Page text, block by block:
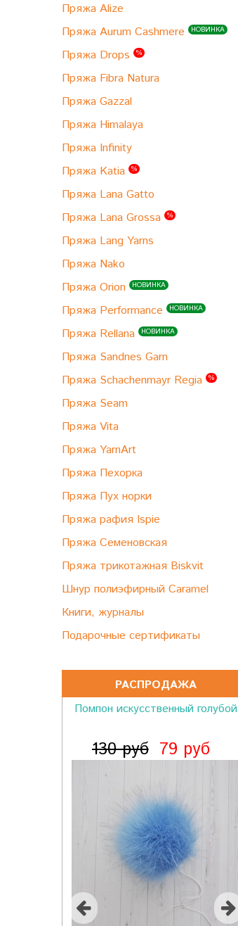
Пряжа Alize
Пряжа Aurum Cashmere
НОВИНКА
Пряжа Drops %
Пряжа Fibra Natura
Пряжа Gazzal
Пряжа Himalaya
Пряжа Infinity
Пряжа Katia
%
Пряжа Lana Gatto
Пряжа Lana Grossa
%
Пряжа Lang Yarns
Пряжа Nako
Пряжа Orion
НОВИНКА
Пряжа Performance НОВИНКА
Пряжа Rellana НОВИНКА
Пряжа Sandnes Garn
Пряжа Schachenmayr Regia
%
Пряжа Seam
Пряжа Vita
Пряжа YarnArt
Пряжа Пехорка
Пряжа Пух норки
Пряжа рафия Ispie
Пряжа Семеновская
Пряжа трикотажная Biskvit
Шнур полиэфирный Caramel
Книги, журналы
Подарочные сертификаты
РАСПРОДАЖА
Помпон искусственный голубой
130 руб 79 руб